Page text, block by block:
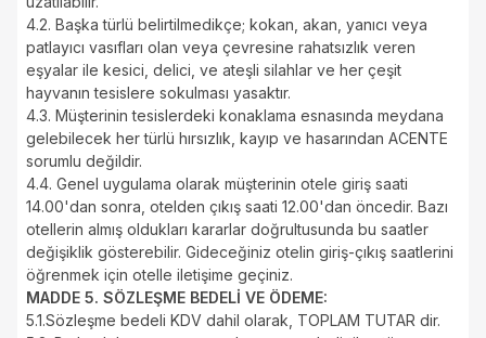
4.2. Başka türlü belirtilmedikçe; kokan, akan, yanıcı veya
patlayıcı vasıfları olan veya çevresine rahatsızlık veren
eşyalar ile kesici, delici, ve ateşli silahlar ve her çeşit
hayvanın tesislere sokulması yasaktır.
4.3. Müşterinin tesislerdeki konaklama esnasında meydana
gelebilecek her türlü hırsızlık, kayıp ve hasarından ACENTE
sorumlu değildir.
4.4. Genel uygulama olarak müşterinin otele giriş saati
14.00'dan sonra, otelden çıkış saati 12.00'dan öncedir. Bazı
otellerin almış oldukları kararlar doğrultusunda bu saatler
değişiklik gösterebilir. Gideceğiniz otelin giriş-çıkış saatlerini
öğrenmek için otelle iletişime geçiniz.
MADDE 5. SÖZLEŞME BEDELİ VE ÖDEME:
5.1.Sözleşme bedeli KDV dahil olarak, TOPLAM TUTAR dir.